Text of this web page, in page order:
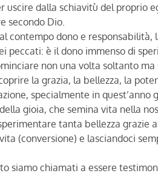
uscire dalla schiavitù del proprio
secondo Dio.
contempo dono e
peccati: è il dono immenso di
non una volta soltanto ma
la grazia, la bellezza, la
specialmente in quest’anno
gioia, che semina vita nella
tanta bellezza grazie
(conversione) e lasciandoci
siamo chiamati a essere